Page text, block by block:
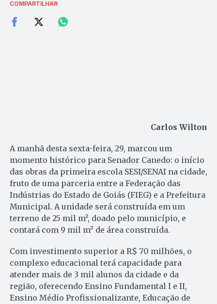
COMPARTILHAR
Carlos Wilton
A manhã desta sexta-feira, 29, marcou um
momento histórico para Senador Canedo: o início
das obras da primeira escola SESI/SENAI na cidade,
fruto de uma parceria entre a Federação das
Indústrias do Estado de Goiás (FIEG) e a Prefeitura
Municipal. A unidade será construída em um
terreno de 25 mil m², doado pelo município, e
contará com 9 mil m² de área construída.
Com investimento superior a R$ 70 milhões, o
complexo educacional terá capacidade para
atender mais de 3 mil alunos da cidade e da
região, oferecendo Ensino Fundamental I e II,
Ensino Médio Profissionalizante, Educação de